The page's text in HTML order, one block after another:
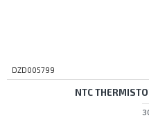
DZD005799
NTC